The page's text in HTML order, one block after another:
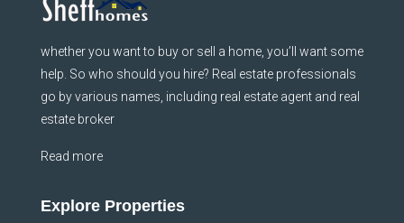
whether you want to buy or sell a home, you’ll want some
help. So who should you hire? Real estate professionals
go by various names, including real estate agent and real
estate broker
Read more
Explore Properties